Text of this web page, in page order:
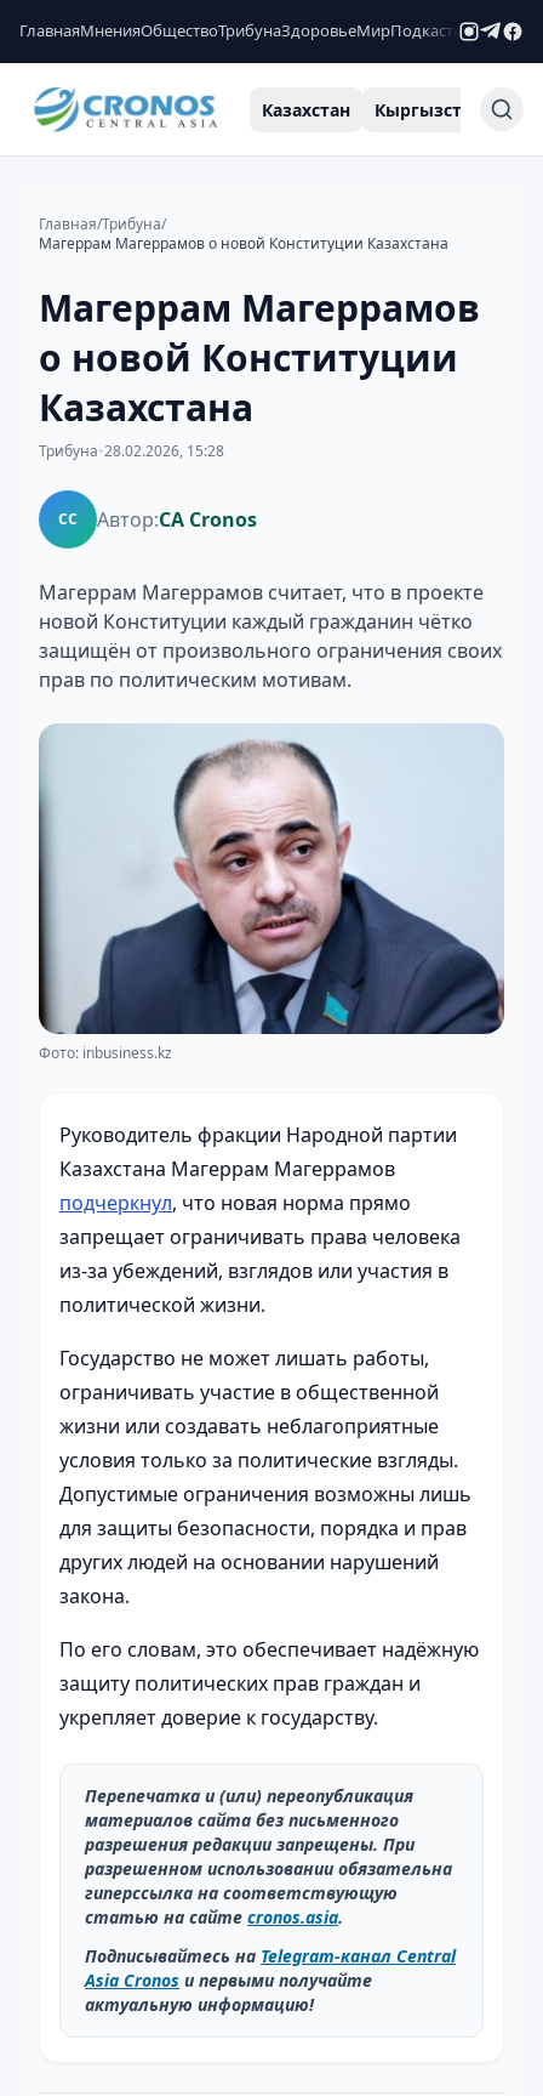
ГлавнаяМненияОбществоТрибунаЗдоровьеМирПодкастыРейтинги
Казахстан Кыргызстан
Главная/Трибуна/
Магеррам Магеррамов о новой Конституции Казахстана
Магеррам Магеррамов
о новой Конституции
Казахстана
Трибуна•28.02.2026, 15:28
CC Автор:CA Cronos
Магеррам Магеррамов считает, что в проекте
новой Конституции каждый гражданин чётко
защищён от произвольного ограничения своих
прав по политическим мотивам.
Фото: inbusiness.kz
Руководитель фракции Народной партии
Казахстана Магеррам Магеррамов
подчеркнул, что новая норма прямо
запрещает ограничивать права человека
из-за убеждений, взглядов или участия в
политической жизни.
Государство не может лишать работы,
ограничивать участие в общественной
жизни или создавать неблагоприятные
условия только за политические взгляды.
Допустимые ограничения возможны лишь
для защиты безопасности, порядка и прав
других людей на основании нарушений
закона.
По его словам, это обеспечивает надёжную
защиту политических прав граждан и
укрепляет доверие к государству.
Перепечатка и (или) переопубликация
материалов сайта без письменного
разрешения редакции запрещены. При
разрешенном использовании обязательна
гиперссылка на соответствующую
статью на сайте cronos.asia.
Подписывайтесь на Telegram-канал Central
Asia Cronos и первыми получайте
актуальную информацию!